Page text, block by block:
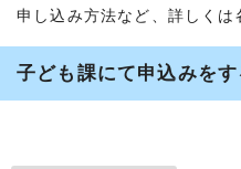
申し込み方法など、詳しくは
子ども課にて申込みをす